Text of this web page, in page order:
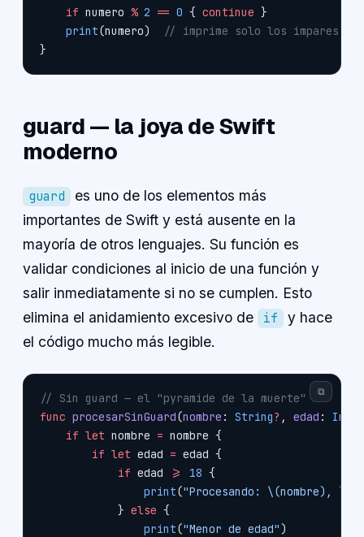
    if
numero % 2 == 0 { continue }
    print
(numero)
// imprime solo los impares:
}
guard — la joya de Swift
moderno
guard
es uno de los elementos más
importantes de Swift y está ausente en la
mayoría de otros lenguajes. Su función es
validar condiciones al inicio de una función y
salir inmediatamente si no se cumplen. Esto
elimina el anidamiento excesivo de
if
y hace
el código mucho más legible.
// Sin guard — el "pyramide de la muerte"
func procesarSinGuard(nombre : String? , edad : Int
    if
let nombre = nombre {
        if
let edad = edad {
            if
edad >= 18 {
                print
("Procesando: \(nombre) ,
            }
else {
                print
("Menor de edad")
⧉